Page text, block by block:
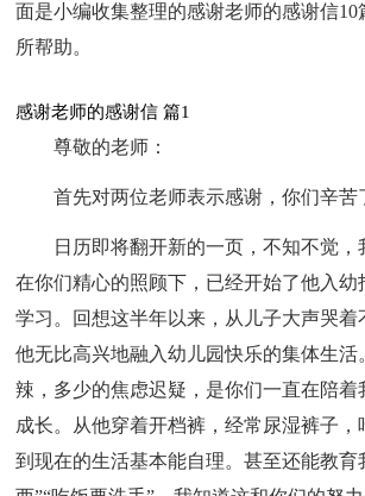
面是小编收集整理的感谢老师的感谢信
所帮助。
感谢老师的感谢信 篇1
尊敬的老师：
首先对两位老师表示感谢，你们辛苦
日历即将翻开新的一页，不知不觉，
在你们精心的照顾下，已经开始了他入幼
学习。回想这半年以来，从儿子大声哭着
他无比高兴地融入幼儿园快乐的集体生活
辣，多少的焦虑迟疑，是你们一直在陪着
成长。从他穿着开档裤，经常尿湿裤子，
到现在的生活基本能自理。甚至还能教育